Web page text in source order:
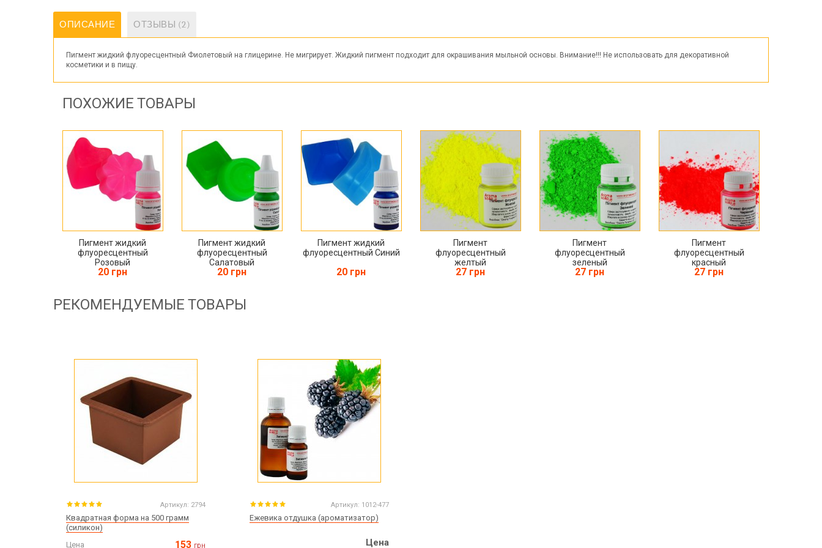
ОПИСАНИЕ ОТЗЫВЫ (2)
Пигмент жидкий флуоресцентный Фиолетовый на глицерине. Не мигрирует. Жидкий пигмент подходит для окрашивания мыльной основы. Внимание!!! Не использовать для декоративной
косметики и в пищу.
ПОХОЖИЕ ТОВАРЫ
Пигмент жидкий
флуоресцентный
Розовый
20 грн
Пигмент жидкий
флуоресцентный
Салатовый
20 грн
Пигмент жидкий
флуоресцентный Синий
20 грн
Пигмент
флуоресцентный
желтый
27 грн
Пигмент
флуоресцентный
зеленый
27 грн
Пигмент
флуоресцентный
красный
27 грн
РЕКОМЕНДУЕМЫЕ ТОВАРЫ
Артикул: 2794
Квадратная форма на 500 грамм
(силикон)
Цена
153 грн
Артикул: 1012-477
Ежевика отдушка (ароматизатор)
Цена